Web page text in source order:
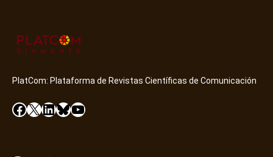
PlatCom: Plataforma de Revistas Científicas de Comunicación
Facebook X LinkedIn Bluesky YouTube